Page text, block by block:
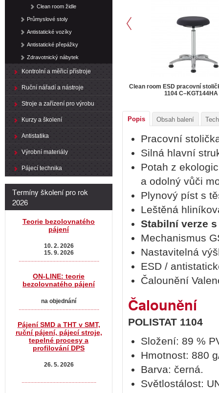
Clean room ESD pracovní
1104 C–KGT144HA
Popis Obsah balení
Pracovní
Silná hlavní
Potah z
a odolný vůči
Plynový píst s
Leštěná
Stabilní verze
Mechanismus
Nastavitelná
ESD /
Čalounění
Čalounění
POLISTAT 1104
Složení: 89 %
Hmotnost: 880
Barva: černá.
Světlostálost:
Clean room židle
Průmyslové stoly
Antistatické vozíky
Antistatické přepážky
Zdravotnický nábytek
Kontrolní a měřicí přístroje
Ruční nářadí a nástroje
Stroje a zařízení pro výrobu
Kurzy a školení
Antistatika
Výrobní materiály
Pájecí technika
Termíny školení pro rok
2026
Teorie bezolovnatého
pájení
10. 2. 2026
15. 9. 2026
.......................................................
ON-LINE: teorie
bezolovnatého pájení
na objednání
Pájení SMD a THT v SMT,
ruční pájení, pájecí stroje,
tepelné procesy a
profilování DPS
26. 5. 2026
...................................................